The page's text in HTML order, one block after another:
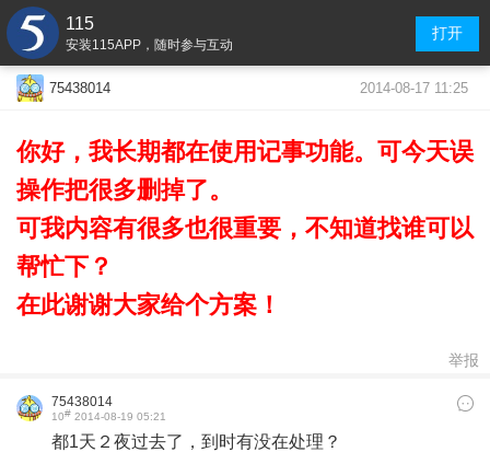
115
安装115APP，随时参与互动
打开
75438014 2014-08-17 11:25
你好，我长期都在使用记事功能。可今天误
操作把很多删掉了。
可我内容有很多也很重要，不知道找谁可以
帮忙下？
在此谢谢大家给个方案！
举报
75438014
10# 2014-08-19 05:21
都1天２夜过去了，到时有没在处理？